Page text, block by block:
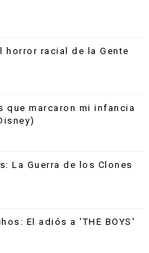
horror racial de la Gente
que marcaron mi infancia
La Guerra de los Clones
El adiós a 'THE BOYS'